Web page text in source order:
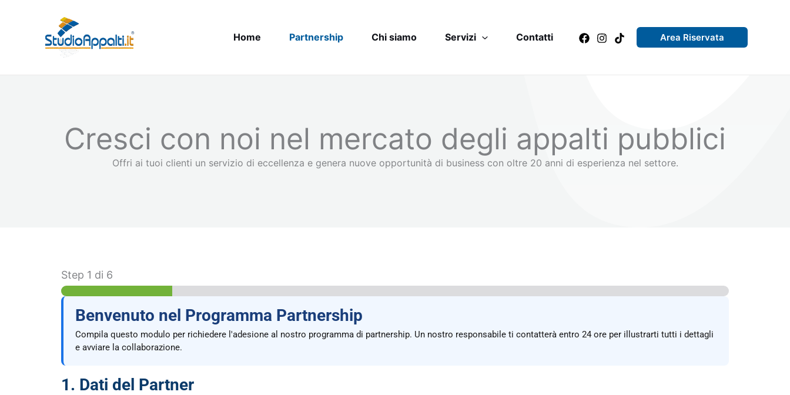
Home Partnership Chi siamo Servizi Contatti Area Riservata
Cresci con noi nel mercato degli appalti pubblici
Offri ai tuoi clienti un servizio di eccellenza e genera nuove opportunità di business con oltre 20 anni di esperienza nel settore.
Step 1 di 6
Benvenuto nel Programma Partnership
Compila questo modulo per richiedere l'adesione al nostro programma di partnership. Un nostro responsabile ti contatterà entro 24 ore per illustrarti tutti i dettagli
e avviare la collaborazione.
1. Dati del Partner